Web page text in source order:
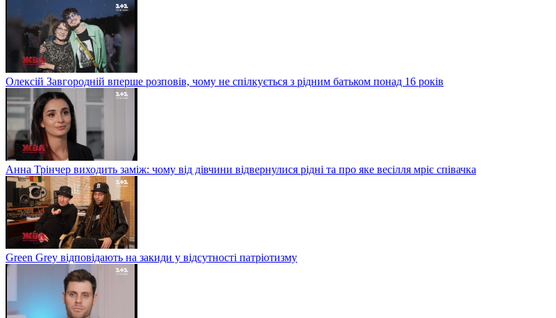
Олексій Завгородній вперше розповів, чому не спілкується з рідним батьком понад 16 років
Анна Трінчер виходить заміж: чому від дівчини відвернулися рідні та про яке весілля мріє співачка
Green Grey відповідають на закиди у відсутності патріотизму